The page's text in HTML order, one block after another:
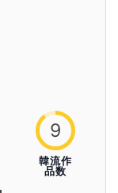
9
韓流作
品数